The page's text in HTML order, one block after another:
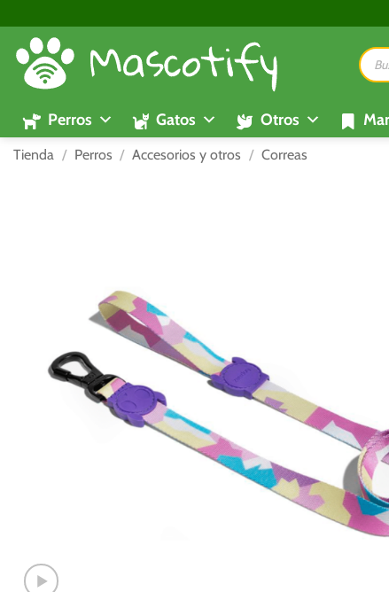
al
contenido
de
Perros Gatos Otros
Tienda / Perros / Accesorios y otros / Correas